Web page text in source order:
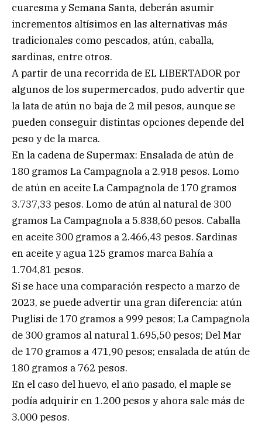
cuaresma y Semana Santa, deberán asumir
incrementos altísimos en las alternativas más
tradicionales como pescados, atún, caballa,
sardinas, entre otros.
A partir de una recorrida de EL LIBERTADOR por
algunos de los supermercados, pudo advertir que
la lata de atún no baja de 2 mil pesos, aunque se
pueden conseguir distintas opciones depende del
peso y de la marca.
En la cadena de Supermax: Ensalada de atún de
180 gramos La Campagnola a 2.918 pesos. Lomo
de atún en aceite La Campagnola de 170 gramos
3.737,33 pesos. Lomo de atún al natural de 300
gramos La Campagnola a 5.838,60 pesos. Caballa
en aceite 300 gramos a 2.466,43 pesos. Sardinas
en aceite y agua 125 gramos marca Bahía a
1.704,81 pesos.
Si se hace una comparación respecto a marzo de
2023, se puede advertir una gran diferencia: atún
Puglisi de 170 gramos a 999 pesos; La Campagnola
de 300 gramos al natural 1.695,50 pesos; Del Mar
de 170 gramos a 471,90 pesos; ensalada de atún de
180 gramos a 762 pesos.
En el caso del huevo, el año pasado, el maple se
podía adquirir en 1.200 pesos y ahora sale más de
3.000 pesos.